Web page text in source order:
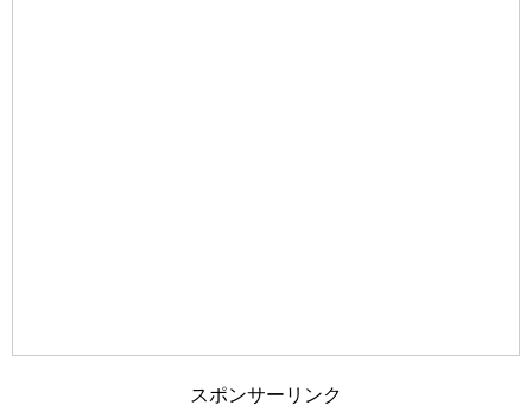
スポンサーリンク